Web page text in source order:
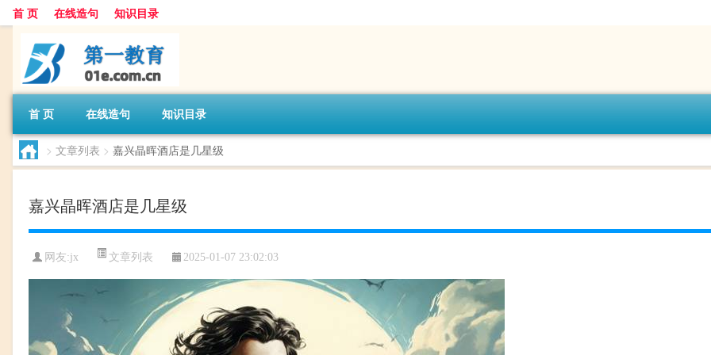
首 页 在线造句 知识目录
首 页 在线造句 知识目录
> 文章列表 > 嘉兴晶晖酒店是几星级
嘉兴晶晖酒店是几星级
网友:jx 文章列表 2025-01-07 23:02:03